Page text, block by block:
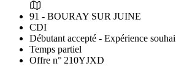
91 - BOURAY SUR JUINE
CDI
Débutant accepté - Expérience
Temps partiel
Offre n° 210YJXD